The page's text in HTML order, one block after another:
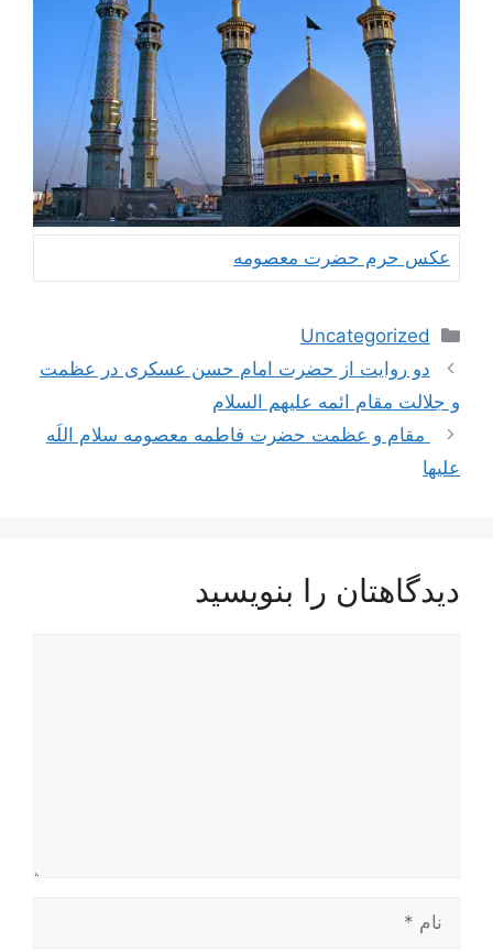
عکس حرم حضرت معصومه
دسته‌ها
Uncategorized
ناوبری
نوشته‌ها
دو روایت از حضرت امام حسن عسکری در عظمت
و جلالت مقام ائمه علیهم السلام
مقام و عظمت حضرت فاطمه معصومه سلام اللَه
عليها
دیدگاهتان را بنویسید